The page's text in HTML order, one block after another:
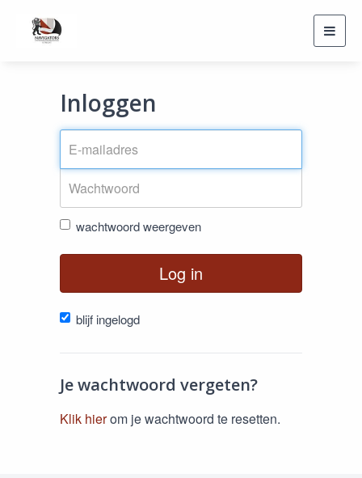
Inloggen
wachtwoord weergeven
Log in
blijf ingelogd
Je wachtwoord vergeten?
Klik hierom je wachtwoord te resetten.